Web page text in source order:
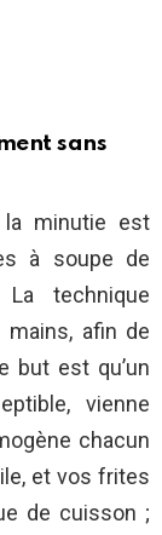
sans
la minutie est
à soupe de
technique
afin de
but est qu’un
vienne
chacun
et vos frites
de cuisson ;